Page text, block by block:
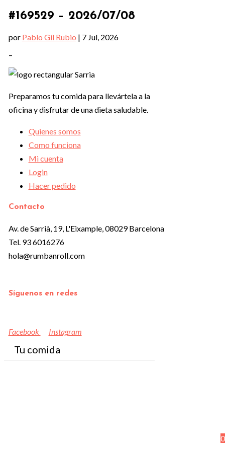
#169529 – 2026/07/08
por Pablo Gil Rubio | 7 Jul, 2026
–
Preparamos tu comida para llevártela a la
oficina y disfrutar de una dieta saludable.
Quienes somos
Como funciona
Mi cuenta
Login
Hacer pedido
Contacto
Av. de Sarrià, 19, L'Eixample, 08029 Barcelona
Tel. 93 6016276
hola@rumbanroll.com
Síguenos en redes
Facebook Instagram
0
Tu comida